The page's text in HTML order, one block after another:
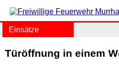
Einsätze
Türöffnung in einem